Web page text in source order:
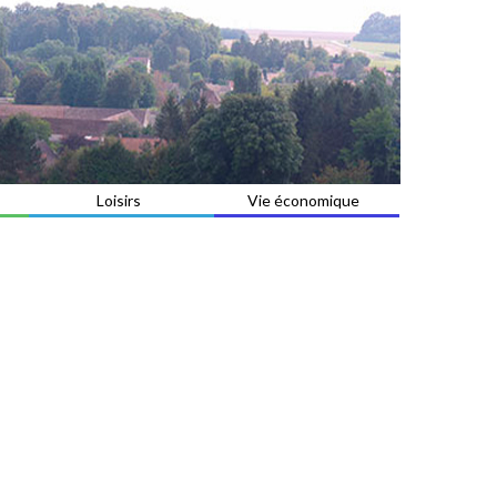
Loisirs Vie économique